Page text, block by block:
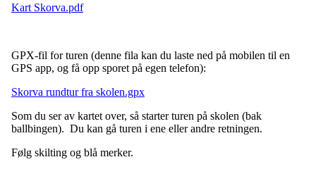
Kart Skorva.pdf
GPX-fil for turen (denne fila kan du laste ned på mobilen til en
GPS app, og få opp sporet på egen telefon):
Skorva rundtur fra skolen.gpx
Som du ser av kartet over, så starter turen på skolen (bak
ballbingen). Du kan gå turen i ene eller andre retningen.
Følg skilting og blå merker.